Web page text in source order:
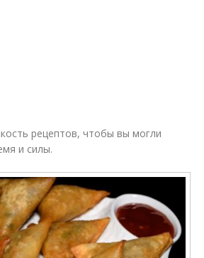
рецептов, чтобы вы могли
и силы.